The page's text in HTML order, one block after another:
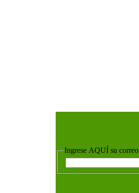
Ingrese AQUÍ su correo